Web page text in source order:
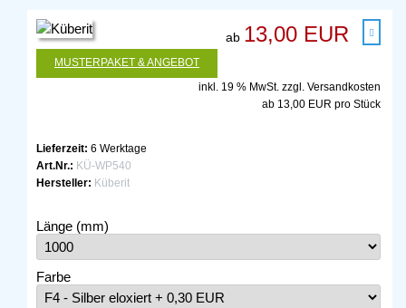
ab 13,00 EUR
MUSTERPAKET & ANGEBOT
inkl. 19 % MwSt. zzgl. Versandkosten
ab 13,00 EUR pro Stück
Lieferzeit: 6 Werktage
Art.Nr.: KÜ-WP540
Hersteller: Küberit
Länge (mm)
Farbe